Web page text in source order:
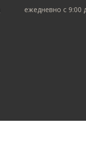
ежедневно с 9:00